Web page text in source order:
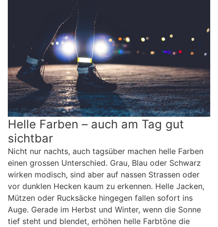
Helle Farben – auch am Tag gut
sichtbar
Nicht nur nachts, auch tagsüber machen helle Farben
einen grossen Unterschied. Grau, Blau oder Schwarz
wirken modisch, sind aber auf nassen Strassen oder
vor dunklen Hecken kaum zu erkennen. Helle Jacken,
Mützen oder Rucksäcke hingegen fallen sofort ins
Auge. Gerade im Herbst und Winter, wenn die Sonne
tief steht und blendet, erhöhen helle Farbtöne die